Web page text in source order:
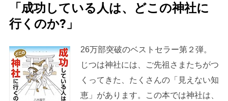
「成功している人は、どこの神社に
行くのか?」
26万部突破のベストセラー第２弾。
じつは神社には、ご先祖さまたちがつ
くってきた、たくさんの「見えない知
恵」があります。この本では神社は、